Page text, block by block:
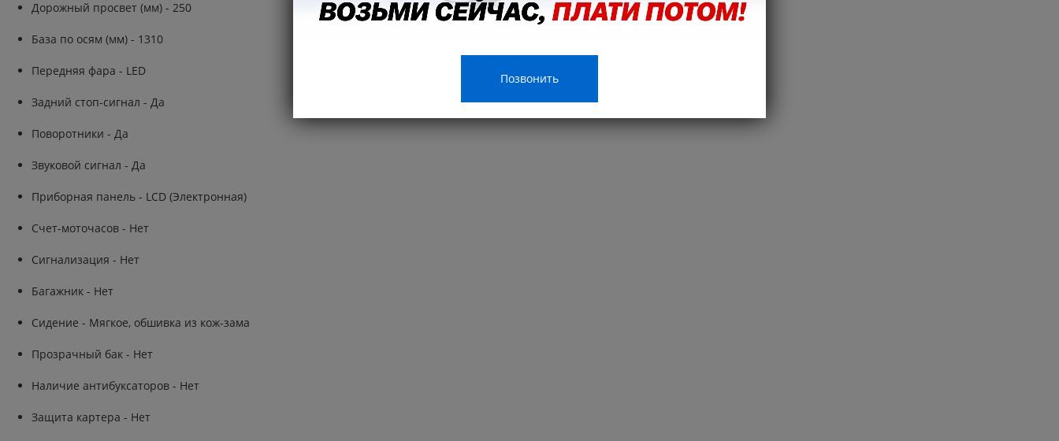
Дорожный просвет (мм) - 250
База по осям (мм) - 1310
Передняя фара - LED
Задний стоп-сигнал - Да
Поворотники - Да
Звуковой сигнал - Да
Приборная панель - LCD (Электронная)
Счет-моточасов - Нет
Сигнализация - Нет
Багажник - Нет
Сидение - Мягкое, обшивка из кож-зама
Прозрачный бак - Нет
Наличие антибуксаторов - Нет
Защита картера - Нет
Позвонить